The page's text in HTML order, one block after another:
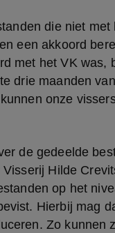
die niet
een akkoord
met het VK was,
drie maanden
onze
de gedeelde
Hilde
op het
Hierbij mag
Zo kunnen